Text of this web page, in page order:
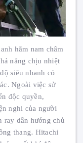
hãm nam châm
năng chịu nhiệt
siêu nhanh có
Ngoài việc sử
độc quyền,
nghi của người
ray dẫn hướng chủ
thang. Hitachi